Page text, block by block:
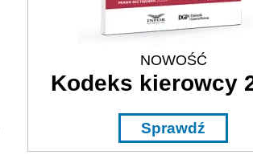
NOWOŚĆ
Kodeks kierowcy
Sprawdź